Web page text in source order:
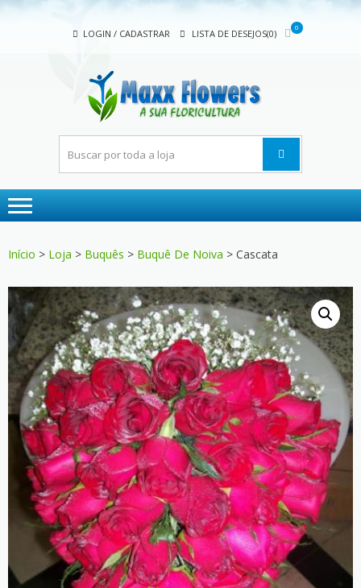
Skip
Skip
LOGIN / CADASTRAR LISTA DE DESEJOS(0)
0
Início > Loja > Buquês > Buquê De Noiva > Cascata